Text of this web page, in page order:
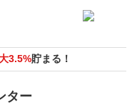
3.5%貯まる！
ター